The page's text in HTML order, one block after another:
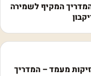
המדריך המקיף לשמירה
מעמד – המדריך